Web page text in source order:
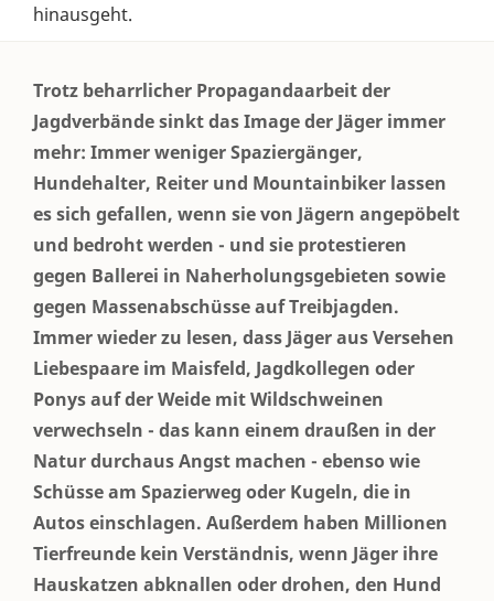
hinausgeht.
Trotz beharrlicher Propagandaarbeit der
Jagdverbände sinkt das Image der Jäger immer
mehr: Immer weniger Spaziergänger,
Hundehalter, Reiter und Mountainbiker lassen
es sich gefallen, wenn sie von Jägern angepöbelt
und bedroht werden - und sie protestieren
gegen Ballerei in Naherholungsgebieten sowie
gegen Massenabschüsse auf Treibjagden.
Immer wieder zu lesen, dass Jäger aus Versehen
Liebespaare im Maisfeld, Jagdkollegen oder
Ponys auf der Weide mit Wildschweinen
verwechseln - das kann einem draußen in der
Natur durchaus Angst machen - ebenso wie
Schüsse am Spazierweg oder Kugeln, die in
Autos einschlagen. Außerdem haben Millionen
Tierfreunde kein Verständnis, wenn Jäger ihre
Hauskatzen abknallen oder drohen, den Hund